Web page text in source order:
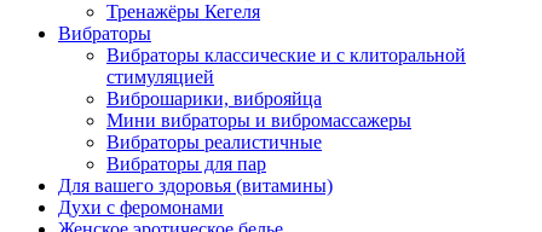
Тренажёры Кегеля
Вибраторы
Вибраторы классические и с клиторальной
стимуляцией
Виброшарики, виброяйца
Мини вибраторы и вибромассажеры
Вибраторы реалистичные
Вибраторы для пар
Для вашего здоровья (витамины)
Духи с феромонами